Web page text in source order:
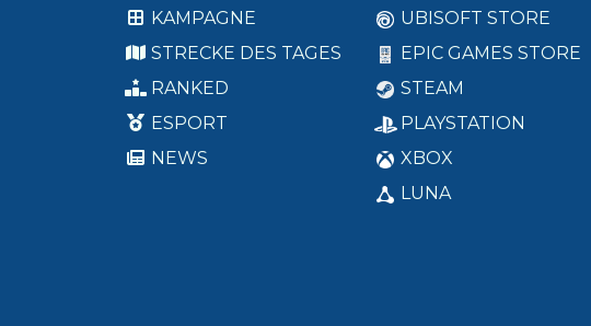
KAMPAGNE
STRECKE DES TAGES
RANKED
ESPORT
NEWS
UBISOFT STORE
EPIC GAMES STORE
STEAM
PLAYSTATION
XBOX
LUNA